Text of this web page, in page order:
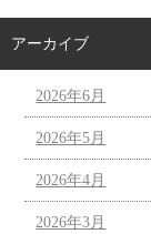
アーカイブ
2026年6月
2026年5月
2026年4月
2026年3月